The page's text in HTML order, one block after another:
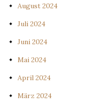
August 2024
Juli 2024
Juni 2024
Mai 2024
April 2024
März 2024